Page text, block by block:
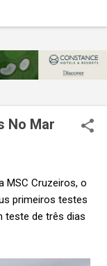
edição anual
(© SITA)
mala
uma mala
No Mar
MSC Cruzeiros, o
primeiros testes
teste de três dias